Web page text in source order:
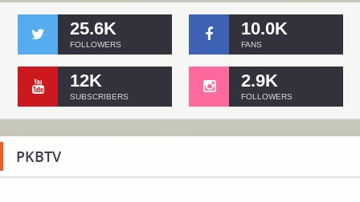
25.6K
FOLLOWERS
10.0K
FANS
12K
SUBSCRIBERS
2.9K
FOLLOWERS
PKBTV